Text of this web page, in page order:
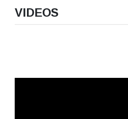
VIDEOS